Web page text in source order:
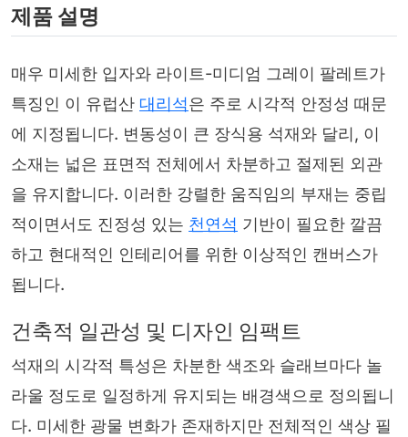
제품 설명
매우 미세한 입자와 라이트-미디엄 그레이 팔레트가
특징인 이 유럽산 대리석은 주로 시각적 안정성 때문
에 지정됩니다. 변동성이 큰 장식용 석재와 달리, 이
소재는 넓은 표면적 전체에서 차분하고 절제된 외관
을 유지합니다. 이러한 강렬한 움직임의 부재는 중립
적이면서도 진정성 있는 천연석 기반이 필요한 깔끔
하고 현대적인 인테리어를 위한 이상적인 캔버스가
됩니다.
건축적 일관성 및 디자인 임팩트
석재의 시각적 특성은 차분한 색조와 슬래브마다 놀
라울 정도로 일정하게 유지되는 배경색으로 정의됩니
다. 미세한 광물 변화가 존재하지만 전체적인 색상 필